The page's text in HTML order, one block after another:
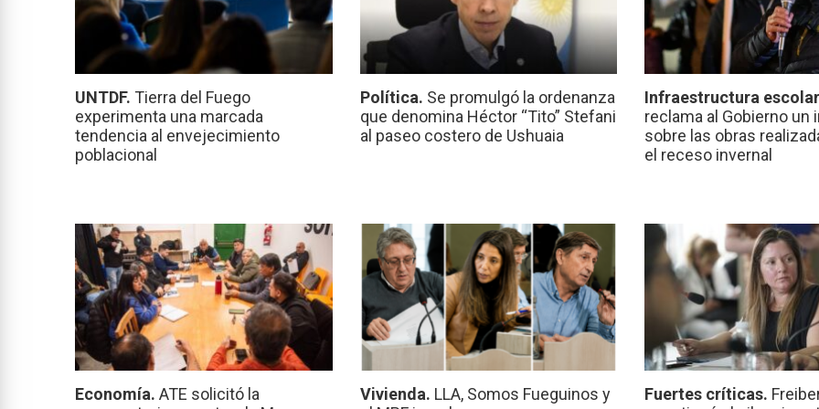
UNTDF. Tierra del Fuego
experimenta una marcada
tendencia al envejecimiento
poblacional
Política. Se promulgó la ordenanza
que denomina Héctor “Tito” Stefani
al paseo costero de Ushuaia
Infraestructura
reclama al Gobierno un
sobre las obras
el receso invernal
Economía. ATE solicitó la
Vivienda. LLA, Somos Fueguinos y
Fuertes críticas.